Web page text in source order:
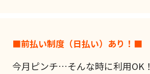
■前払い制度（日払い）あり！■
今月ピンチ…そんな時に利用OK！